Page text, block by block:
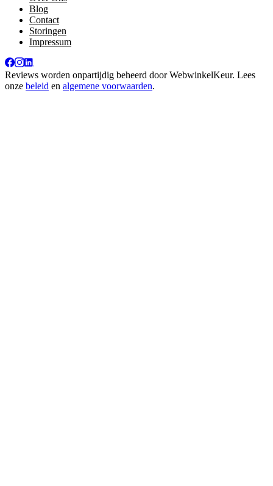
Blog
Contact
Storingen
Impressum
Reviews worden onpartijdig beheerd doorWebwinkelKeur. Lees
onze beleid en algemene voorwaarden.